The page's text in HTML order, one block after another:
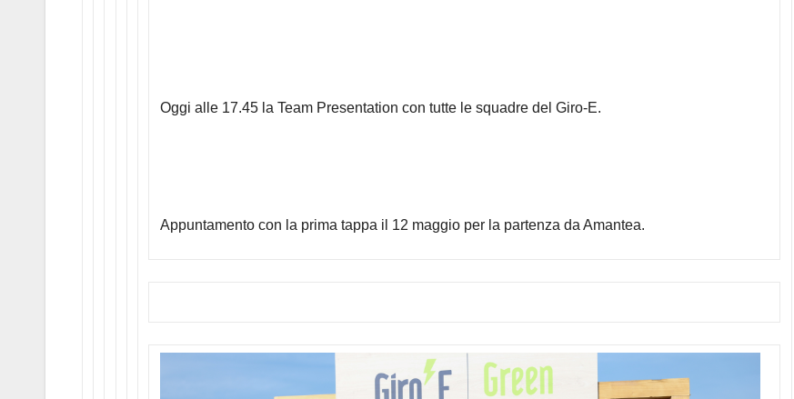
Oggi alle 17.45 la Team Presentation con tutte le squadre del Giro-E.
Appuntamento con la prima tappa il 12 maggio per la partenza da Amantea.